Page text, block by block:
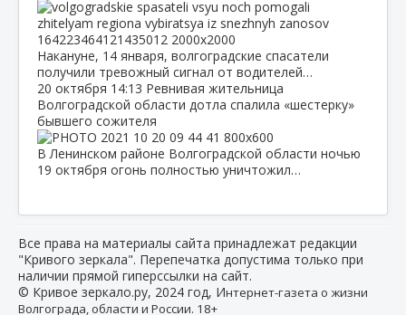
Накануне, 14 января, волгоградские спасатели
получили тревожный сигнал от водителей…
20 октября 14:13 Ревнивая жительница
Волгоградской области дотла спалила «шестерку»
бывшего сожителя
В Ленинском районе Волгоградской области ночью
19 октября огонь полностью уничтожил…
Все права на материалы сайта принадлежат редакции
"Кривого зеркала". Перепечатка допустима только при
наличии прямой гиперссылки на сайт.
© Кривое зеркало.ру, 2024 год, Интернет-газета о жизни
Волгограда, области и России. 18+